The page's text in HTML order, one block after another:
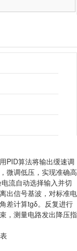
PID算法将输出缓速调
微调低压，实现准确高
流自动选择输入并切
出信号基波，对标准电
差计算tgδ。反复进行
，测量电路发出降压指